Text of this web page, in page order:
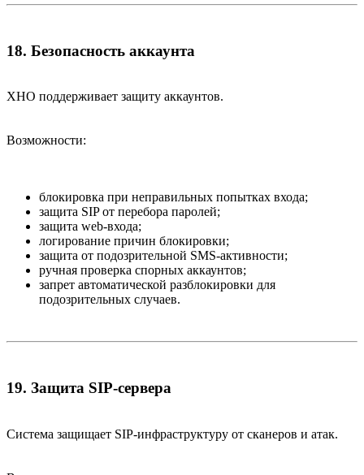
18. Безопасность аккаунта​
XHO поддерживает защиту аккаунтов.
Возможности:
блокировка при неправильных попытках входа;
защита SIP от перебора паролей;
защита web-входа;
логирование причин блокировки;
защита от подозрительной SMS-активности;
ручная проверка спорных аккаунтов;
запрет автоматической разблокировки для
подозрительных случаев.
19. Защита SIP-сервера​
Система защищает SIP-инфраструктуру от сканеров и атак.